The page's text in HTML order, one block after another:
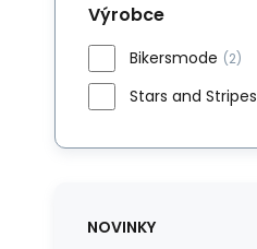
Výrobce
Bikersmode (2)
Stars and Stripes
NOVINKY